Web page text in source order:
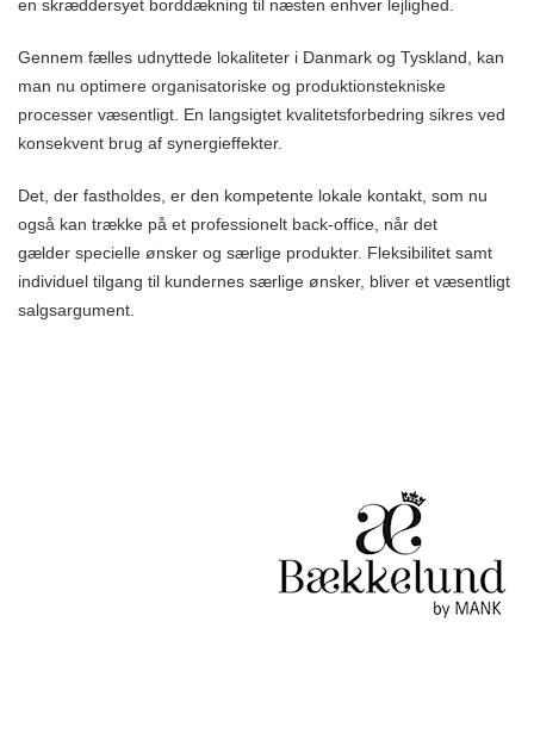
en skræddersyet borddækning til næsten enhver lejlighed.
Gennem fælles udnyttede lokaliteter i Danmark og Tyskland, kan
man nu optimere organisatoriske og produktionstekniske
processer væsentligt. En langsigtet kvalitetsforbedring sikres ved
konsekvent brug af synergieffekter.
Det, der fastholdes, er den kompetente lokale kontakt, som nu
også kan trække på et professionelt back-office, når det
gælder specielle ønsker og særlige produkter. Fleksibilitet samt
individuel tilgang til kundernes særlige ønsker, bliver et væsentligt
salgsargument.